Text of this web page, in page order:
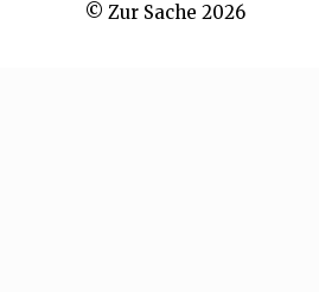
© Zur Sache 2026